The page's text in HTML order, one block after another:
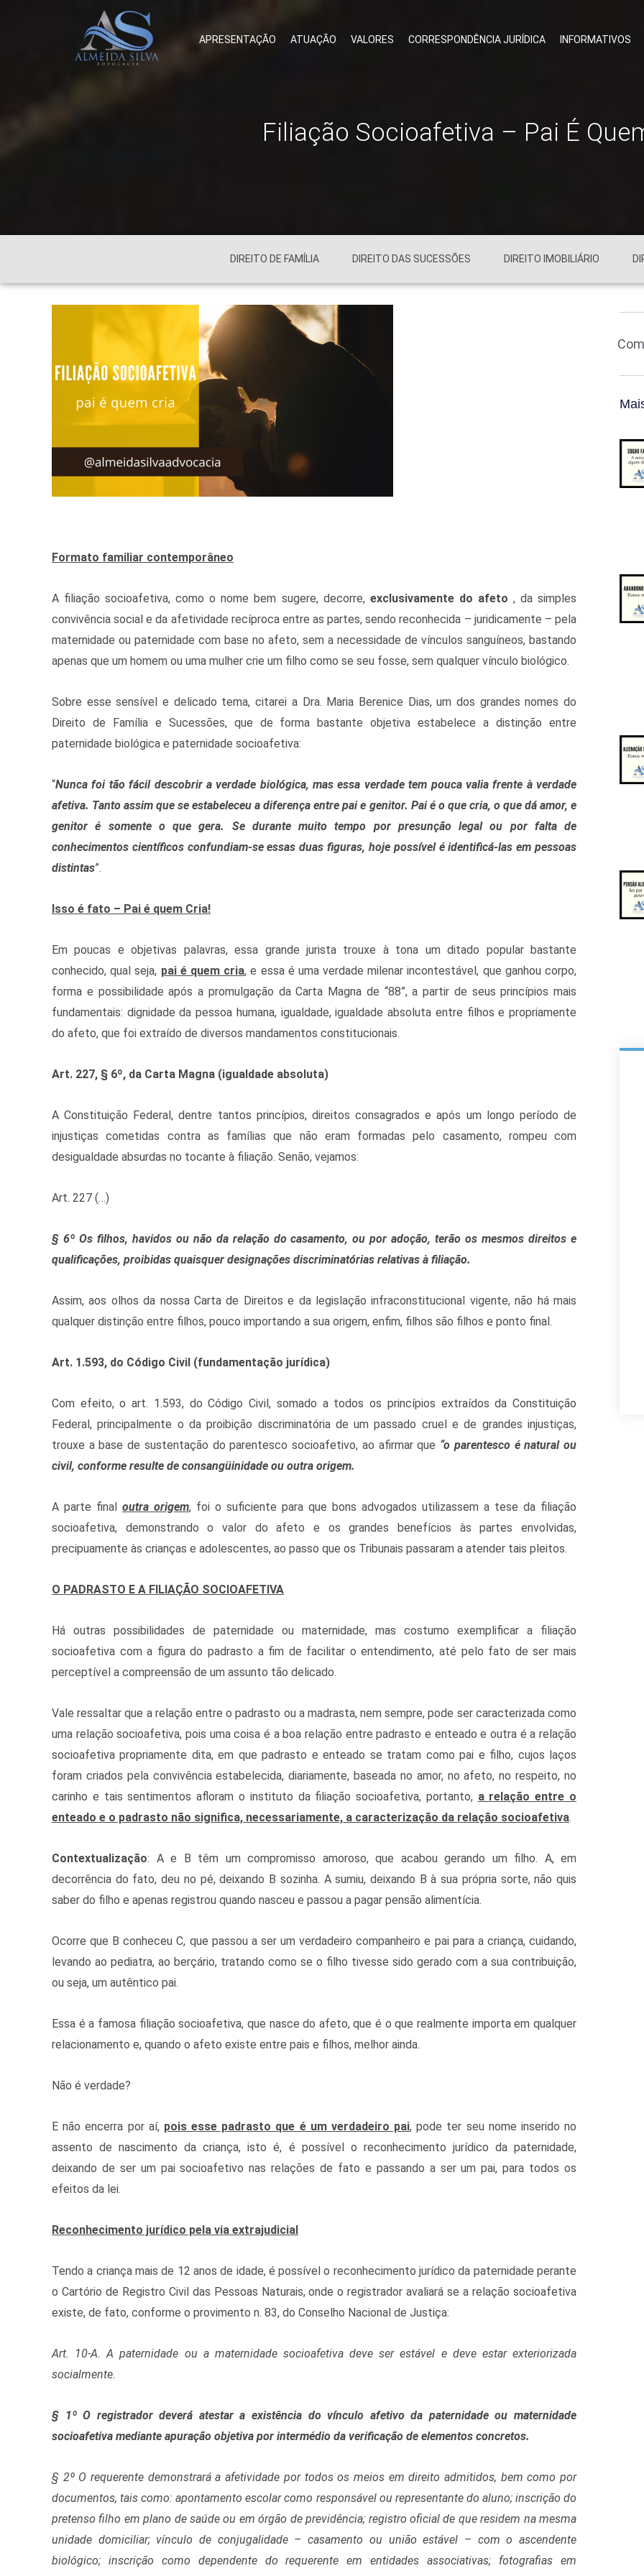
APRESENTAÇÃO ATUAÇÃO VALORES CORRESPONDÊNCIA JURÍDICA INFORMATIVOS
Filiação Socioafetiva – Pai É
DIREITO DE FAMÍLIA DIREITO DAS SUCESSÕES DIREITO IMOBILIÁRIO
Formato familiar contemporâneo
A filiação socioafetiva, como o nome bem sugere, decorre, exclusivamente do afeto , da simples
convivência social e da afetividade recíproca entre as partes, sendo reconhecida – juridicamente – pela
maternidade ou paternidade com base no afeto, sem a necessidade de vínculos sanguíneos, bastando
apenas que um homem ou uma mulher crie um filho como se seu fosse, sem qualquer vínculo biológico.
Sobre esse sensível e delicado tema, citarei a Dra. Maria Berenice Dias, um dos grandes nomes do
Direito de Família e Sucessões, que de forma bastante objetiva estabelece a distinção entre
paternidade biológica e paternidade socioafetiva:
“Nunca foi tão fácil descobrir a verdade biológica, mas essa verdade tem pouca valia frente à verdade
afetiva. Tanto assim que se estabeleceu a diferença entre pai e genitor. Pai é o que cria, o que dá amor, e
genitor é somente o que gera. Se durante muito tempo por presunção legal ou por falta de
conhecimentos científicos confundiam-se essas duas figuras, hoje possível é identificá-las em pessoas
distintas”.
Isso é fato – Pai é quem Cria!
Em poucas e objetivas palavras, essa grande jurista trouxe à tona um ditado popular bastante
conhecido, qual seja, pai é quem cria, e essa é uma verdade milenar incontestável, que ganhou corpo,
forma e possibilidade após a promulgação da Carta Magna de “88”, a partir de seus princípios mais
fundamentais: dignidade da pessoa humana, igualdade, igualdade absoluta entre filhos e propriamente
do afeto, que foi extraído de diversos mandamentos constitucionais.
Art. 227, § 6º, da Carta Magna (igualdade absoluta)
A Constituição Federal, dentre tantos princípios, direitos consagrados e após um longo período de
injustiças cometidas contra as famílias que não eram formadas pelo casamento, rompeu com
desigualdade absurdas no tocante à filiação. Senão, vejamos:
Art. 227 (…)
§ 6º Os filhos, havidos ou não da relação do casamento, ou por adoção, terão os mesmos direitos e
qualificações, proibidas quaisquer designações discriminatórias relativas à filiação.
Assim, aos olhos da nossa Carta de Direitos e da legislação infraconstitucional vigente, não há mais
qualquer distinção entre filhos, pouco importando a sua origem, enfim, filhos são filhos e ponto final.
Art. 1.593, do Código Civil (fundamentação jurídica)
Com efeito, o art. 1.593, do Código Civil, somado a todos os princípios extraídos da Constituição
Federal, principalmente o da proibição discriminatória de um passado cruel e de grandes injustiças,
trouxe a base de sustentação do parentesco socioafetivo, ao afirmar que “o parentesco é natural ou
civil, conforme resulte de consangüinidade ou outra origem.
A parte final outra origem, foi o suficiente para que bons advogados utilizassem a tese da filiação
socioafetiva, demonstrando o valor do afeto e os grandes benefícios às partes envolvidas,
precipuamente às crianças e adolescentes, ao passo que os Tribunais passaram a atender tais pleitos.
O PADRASTO E A FILIAÇÃO SOCIOAFETIVA
Há outras possibilidades de paternidade ou maternidade, mas costumo exemplificar a filiação
socioafetiva com a figura do padrasto a fim de facilitar o entendimento, até pelo fato de ser mais
perceptível a compreensão de um assunto tão delicado.
Vale ressaltar que a relação entre o padrasto ou a madrasta, nem sempre, pode ser caracterizada como
uma relação socioafetiva, pois uma coisa é a boa relação entre padrasto e enteado e outra é a relação
socioafetiva propriamente dita, em que padrasto e enteado se tratam como pai e filho, cujos laços
foram criados pela convivência estabelecida, diariamente, baseada no amor, no afeto, no respeito, no
carinho e tais sentimentos afloram o instituto da filiação socioafetiva, portanto, a relação entre o
enteado e o padrasto não significa, necessariamente, a caracterização da relação socioafetiva.
Contextualização: A e B têm um compromisso amoroso, que acabou gerando um filho. A, em
decorrência do fato, deu no pé, deixando B sozinha. A sumiu, deixando B à sua própria sorte, não quis
saber do filho e apenas registrou quando nasceu e passou a pagar pensão alimentícia.
Ocorre que B conheceu C, que passou a ser um verdadeiro companheiro e pai para a criança, cuidando,
levando ao pediatra, ao berçário, tratando como se o filho tivesse sido gerado com a sua contribuição,
ou seja, um autêntico pai.
Essa é a famosa filiação socioafetiva, que nasce do afeto, que é o que realmente importa em qualquer
relacionamento e, quando o afeto existe entre pais e filhos, melhor ainda.
Não é verdade?
E não encerra por aí, pois esse padrasto que é um verdadeiro pai, pode ter seu nome inserido no
assento de nascimento da criança, isto é, é possível o reconhecimento jurídico da paternidade,
deixando de ser um pai socioafetivo nas relações de fato e passando a ser um pai, para todos os
efeitos da lei.
Reconhecimento jurídico pela via extrajudicial
Tendo a criança mais de 12 anos de idade, é possível o reconhecimento jurídico da paternidade perante
o Cartório de Registro Civil das Pessoas Naturais, onde o registrador avaliará se a relação socioafetiva
existe, de fato, conforme o provimento n. 83, do Conselho Nacional de Justiça:
Art. 10-A. A paternidade ou a maternidade socioafetiva deve ser estável e deve estar exteriorizada
socialmente.
§ 1º O registrador deverá atestar a existência do vínculo afetivo da paternidade ou maternidade
socioafetiva mediante apuração objetiva por intermédio da verificação de elementos concretos.
§ 2º O requerente demonstrará a afetividade por todos os meios em direito admitidos, bem como por
documentos, tais como: apontamento escolar como responsável ou representante do aluno; inscrição do
pretenso filho em plano de saúde ou em órgão de previdência; registro oficial de que residem na mesma
unidade domiciliar; vínculo de conjugalidade – casamento ou união estável – com o ascendente
biológico; inscrição como dependente do requerente em entidades associativas; fotografias em